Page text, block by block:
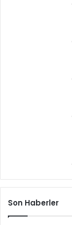
Son Haberler